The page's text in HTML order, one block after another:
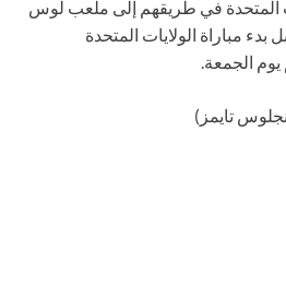
المتحدة في طريقهم إلى ملعب لوس
مباراة الولايات المتحدة
الجمعة.
تايمز)